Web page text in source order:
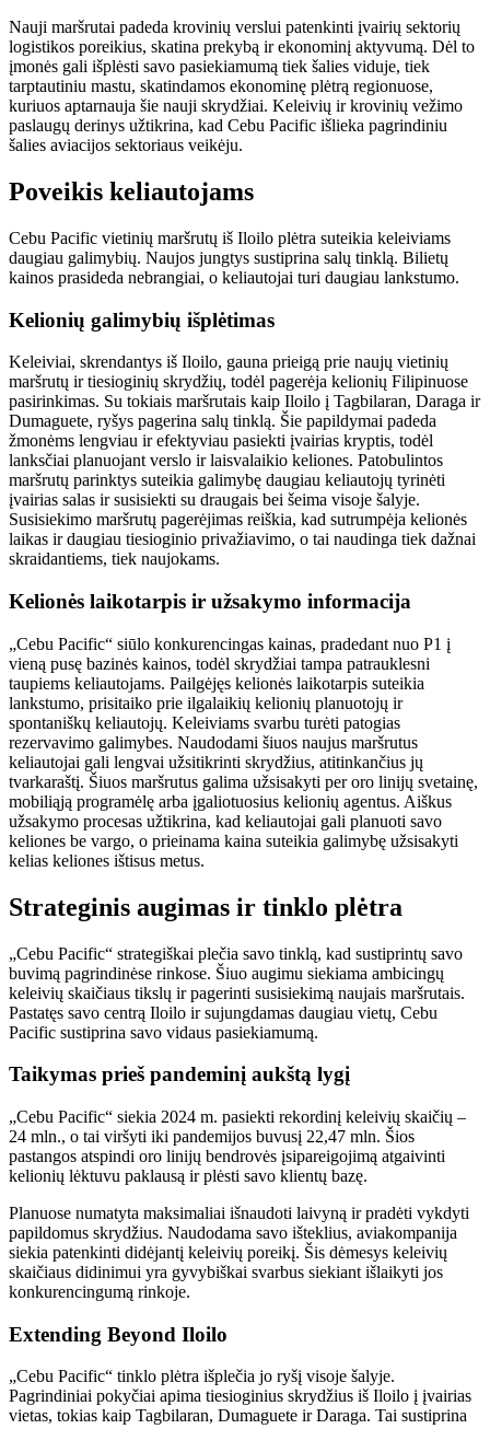
Nauji maršrutai padeda krovinių verslui patenkinti įvairių sektorių
logistikos poreikius, skatina prekybą ir ekonominį aktyvumą. Dėl to
įmonės gali išplėsti savo pasiekiamumą tiek šalies viduje, tiek
tarptautiniu mastu, skatindamos ekonominę plėtrą regionuose,
kuriuos aptarnauja šie nauji skrydžiai. Keleivių ir krovinių vežimo
paslaugų derinys užtikrina, kad Cebu Pacific išlieka pagrindiniu
šalies aviacijos sektoriaus veikėju.
Poveikis keliautojams
Cebu Pacific vietinių maršrutų iš Iloilo plėtra suteikia keleiviams
daugiau galimybių. Naujos jungtys sustiprina salų tinklą. Bilietų
kainos prasideda nebrangiai, o keliautojai turi daugiau lankstumo.
Kelionių galimybių išplėtimas
Keleiviai, skrendantys iš Iloilo, gauna prieigą prie naujų vietinių
maršrutų ir tiesioginių skrydžių, todėl pagerėja kelionių Filipinuose
pasirinkimas. Su tokiais maršrutais kaip Iloilo į Tagbilaran, Daraga ir
Dumaguete, ryšys pagerina salų tinklą. Šie papildymai padeda
žmonėms lengviau ir efektyviau pasiekti įvairias kryptis, todėl
lanksčiai planuojant verslo ir laisvalaikio keliones. Patobulintos
maršrutų parinktys suteikia galimybę daugiau keliautojų tyrinėti
įvairias salas ir susisiekti su draugais bei šeima visoje šalyje.
Susisiekimo maršrutų pagerėjimas reiškia, kad sutrumpėja kelionės
laikas ir daugiau tiesioginio privažiavimo, o tai naudinga tiek dažnai
skraidantiems, tiek naujokams.
Kelionės laikotarpis ir užsakymo informacija
„Cebu Pacific“ siūlo konkurencingas kainas, pradedant nuo P1 į
vieną pusę bazinės kainos, todėl skrydžiai tampa patrauklesni
taupiems keliautojams. Pailgėjęs kelionės laikotarpis suteikia
lankstumo, prisitaiko prie ilgalaikių kelionių planuotojų ir
spontaniškų keliautojų. Keleiviams svarbu turėti patogias
rezervavimo galimybes. Naudodami šiuos naujus maršrutus
keliautojai gali lengvai užsitikrinti skrydžius, atitinkančius jų
tvarkaraštį. Šiuos maršrutus galima užsisakyti per oro linijų svetainę,
mobiliąją programėlę arba įgaliotuosius kelionių agentus. Aiškus
užsakymo procesas užtikrina, kad keliautojai gali planuoti savo
keliones be vargo, o prieinama kaina suteikia galimybę užsisakyti
kelias keliones ištisus metus.
Strateginis augimas ir tinklo plėtra
„Cebu Pacific“ strategiškai plečia savo tinklą, kad sustiprintų savo
buvimą pagrindinėse rinkose. Šiuo augimu siekiama ambicingų
keleivių skaičiaus tikslų ir pagerinti susisiekimą naujais maršrutais.
Pastatęs savo centrą Iloilo ir sujungdamas daugiau vietų, Cebu
Pacific sustiprina savo vidaus pasiekiamumą.
Taikymas prieš pandeminį aukštą lygį
„Cebu Pacific“ siekia 2024 m. pasiekti rekordinį keleivių skaičių –
24 mln., o tai viršyti iki pandemijos buvusį 22,47 mln. Šios
pastangos atspindi oro linijų bendrovės įsipareigojimą atgaivinti
kelionių lėktuvu paklausą ir plėsti savo klientų bazę.
Planuose numatyta maksimaliai išnaudoti laivyną ir pradėti vykdyti
papildomus skrydžius. Naudodama savo išteklius, aviakompanija
siekia patenkinti didėjantį keleivių poreikį. Šis dėmesys keleivių
skaičiaus didinimui yra gyvybiškai svarbus siekiant išlaikyti jos
konkurencingumą rinkoje.
Extending Beyond Iloilo
„Cebu Pacific“ tinklo plėtra išplečia jo ryšį visoje šalyje.
Pagrindiniai pokyčiai apima tiesioginius skrydžius iš Iloilo į įvairias
vietas, tokias kaip Tagbilaran, Dumaguete ir Daraga. Tai sustiprina